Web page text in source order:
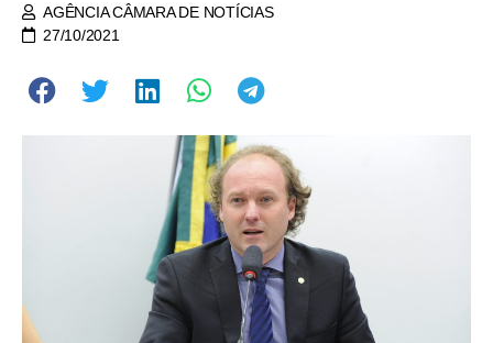
AGÊNCIA CÂMARA DE NOTÍCIAS
27/10/2021